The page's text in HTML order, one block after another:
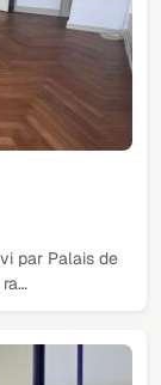
par Palais de